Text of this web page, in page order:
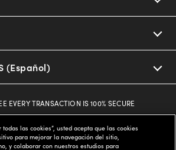
(Español)
EVERY TRANSACTION IS 100% SECURE
Klarna*, Affirm or Cash App Afterpay.
las cookies”, usted acepta que las cookies
para mejorar la navegación del sitio,
y colaborar con nuestros estudios para